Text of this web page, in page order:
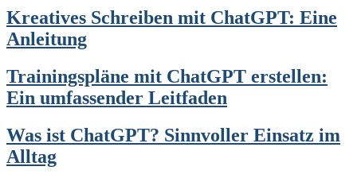
Kreatives Schreiben mit ChatGPT: Eine
Anleitung
Trainingspläne mit ChatGPT erstellen:
Ein umfassender Leitfaden
Was ist ChatGPT? Sinnvoller Einsatz im
Alltag